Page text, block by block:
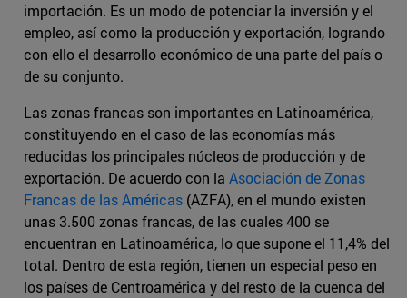
importación. Es un modo de potenciar la inversión y el
empleo, así como la producción y exportación, logrando
con ello el desarrollo económico de una parte del país o
de su conjunto.
Las zonas francas son importantes en Latinoamérica,
constituyendo en el caso de las economías más
reducidas los principales núcleos de producción y de
exportación. De acuerdo con la Asociación de Zonas
Francas de las Américas (AZFA), en el mundo existen
unas 3.500 zonas francas, de las cuales 400 se
encuentran en Latinoamérica, lo que supone el 11,4% del
total. Dentro de esta región, tienen un especial peso en
los países de Centroamérica y del resto de la cuenca del